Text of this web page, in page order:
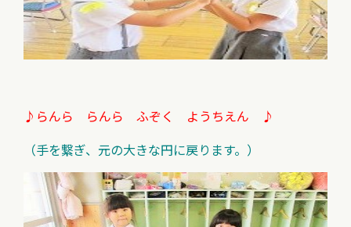
♪らんら らんら ふぞく ようちえん ♪
（手を繋ぎ、元の大きな円に戻ります。）